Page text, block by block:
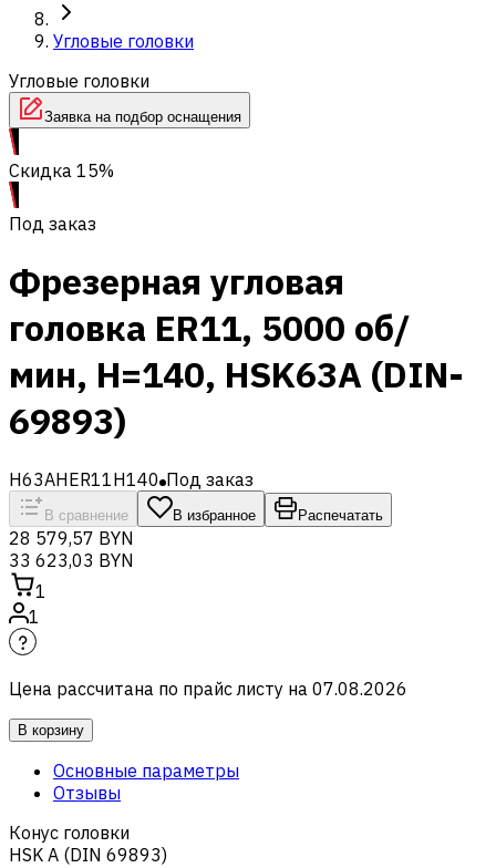
Угловые головки
Угловые головки
Заявка на подбор оснащения
Скидка 15%
Под заказ
Фрезерная угловая
головка ER11, 5000 об/
мин, H=140, HSK63A (DIN-
69893)
H63AHER11H140 Под заказ
В сравнение В избранное Распечатать
28 579,57 BYN
33 623,03 BYN
1
1
Цена рассчитана по прайс листу на 07.08.2026
В корзину
Основные параметры
Отзывы
Конус головки
HSK A (DIN 69893)